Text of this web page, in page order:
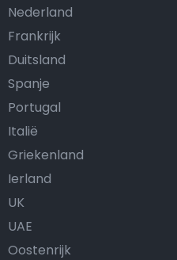
Nederland
Frankrijk
Duitsland
Spanje
Portugal
Italië
Griekenland
Ierland
UK
UAE
Oostenrijk